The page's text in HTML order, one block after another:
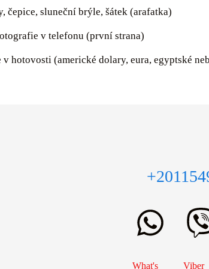
čepice, sluneční brýle, šátek (arafatka)
v telefonu (první strana)
v hotovosti (americké dolary, eura, egyptské
What's Viber